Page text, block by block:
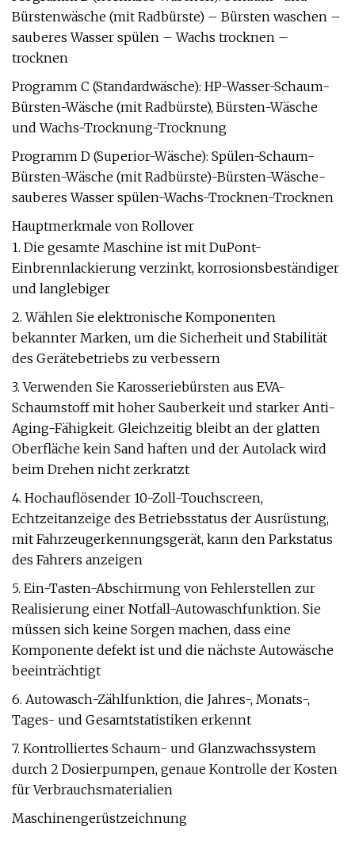
Bürstenwäsche (mit Radbürste) – Bürsten waschen –
sauberes Wasser spülen – Wachs trocknen –
trocknen
Programm C (Standardwäsche): HP-Wasser-Schaum-
Bürsten-Wäsche (mit Radbürste), Bürsten-Wäsche
und Wachs-Trocknung-Trocknung
Programm D (Superior-Wäsche): Spülen-Schaum-
Bürsten-Wäsche (mit Radbürste)-Bürsten-Wäsche-
sauberes Wasser spülen-Wachs-Trocknen-Trocknen
Hauptmerkmale von Rollover
1. Die gesamte Maschine ist mit DuPont-
Einbrennlackierung verzinkt, korrosionsbeständiger
und langlebiger
2. Wählen Sie elektronische Komponenten
bekannter Marken, um die Sicherheit und Stabilität
des Gerätebetriebs zu verbessern
3. Verwenden Sie Karosseriebürsten aus EVA-
Schaumstoff mit hoher Sauberkeit und starker Anti-
Aging-Fähigkeit. Gleichzeitig bleibt an der glatten
Oberfläche kein Sand haften und der Autolack wird
beim Drehen nicht zerkratzt
4. Hochauflösender 10-Zoll-Touchscreen,
Echtzeitanzeige des Betriebsstatus der Ausrüstung,
mit Fahrzeugerkennungsgerät, kann den Parkstatus
des Fahrers anzeigen
5. Ein-Tasten-Abschirmung von Fehlerstellen zur
Realisierung einer Notfall-Autowaschfunktion. Sie
müssen sich keine Sorgen machen, dass eine
Komponente defekt ist und die nächste Autowäsche
beeinträchtigt
6. Autowasch-Zählfunktion, die Jahres-, Monats-,
Tages- und Gesamtstatistiken erkennt
7. Kontrolliertes Schaum- und Glanzwachssystem
durch 2 Dosierpumpen, genaue Kontrolle der Kosten
für Verbrauchsmaterialien
Maschinengerüstzeichnung